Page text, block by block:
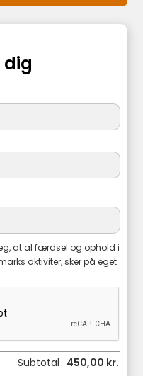
dig
at al færdsel og ophold i
aktiviter, sker på eget
Subtotal 450,00 kr.